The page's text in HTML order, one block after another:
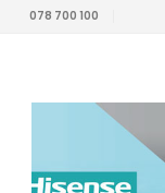
078 700 100